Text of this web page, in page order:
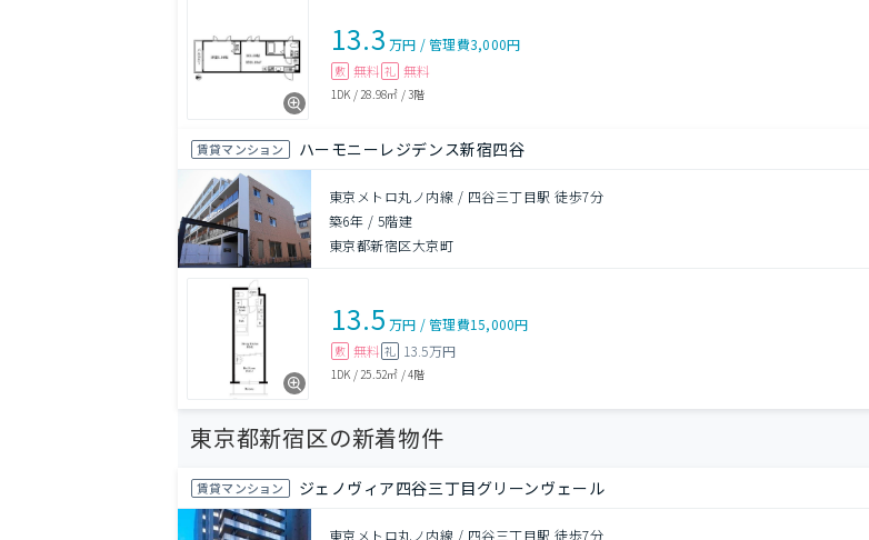
13.3 万円 /管理費3,000円
敷 無料 礼 無料
1DK / 28.98㎡ /3階
賃貸マンション ハーモニーレジデンス新宿四谷
東京メトロ丸ノ内線 / 四谷三丁目駅 徒歩7分
築6年 / 5階建
東京都新宿区大京町
13.5 万円 /管理費15,000円
敷 無料 礼 13.5万円
1DK / 25.52㎡ /4階
東京都新宿区の新着物件
賃貸マンション ジェノヴィア四谷三丁目グリーンヴェール
東京メトロ丸ノ内線 / 四谷三丁目駅 徒歩7分